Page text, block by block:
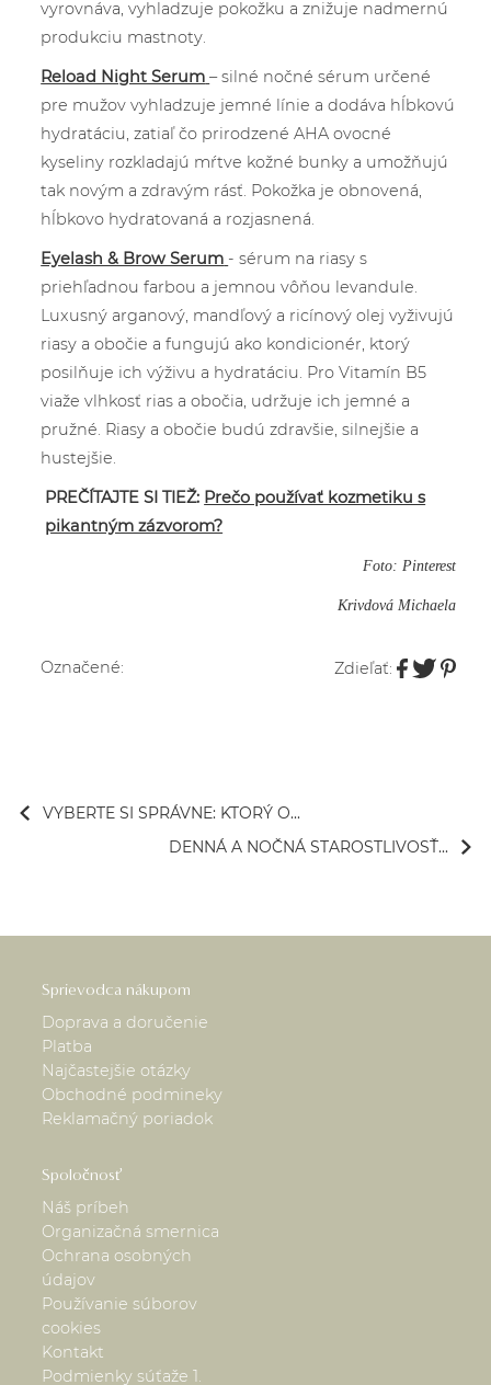
vyrovnáva, vyhladzuje pokožku a znižuje nadmernú
produkciu mastnoty.
Reload Night Serum – silné nočné sérum určené
pre mužov vyhladzuje jemné línie a dodáva hĺbkovú
hydratáciu, zatiaľ čo prirodzené AHA ovocné
kyseliny rozkladajú mŕtve kožné bunky a umožňujú
tak novým a zdravým rásť. Pokožka je obnovená,
hĺbkovo hydratovaná a rozjasnená.
Eyelash & Brow Serum - sérum na riasy s
priehľadnou farbou a jemnou vôňou levandule.
Luxusný arganový, mandľový a ricínový olej vyživujú
riasy a obočie a fungujú ako kondicionér, ktorý
posilňuje ich výživu a hydratáciu. Pro Vitamín B5
viaže vlhkosť rias a obočia, udržuje ich jemné a
pružné. Riasy a obočie budú zdravšie, silnejšie a
hustejšie.
PREČÍTAJTE SI TIEŽ: Prečo používať kozmetiku s
pikantným zázvorom?
Foto: Pinterest
Krivdová Michaela
Označené: Zdieľať:
VYBERTE SI SPRÁVNE: KTORÝ O...
DENNÁ A NOČNÁ STAROSTLIVOSŤ...
Sprievodca nákupom
Doprava a doručenie
Platba
Najčastejšie otázky
Obchodné podmineky
Reklamačný poriadok
Spoločnosť
Náš príbeh
Organizačná smernica
Ochrana osobných
údajov
Používanie súborov
cookies
Kontakt
Podmienky súťaže 1.